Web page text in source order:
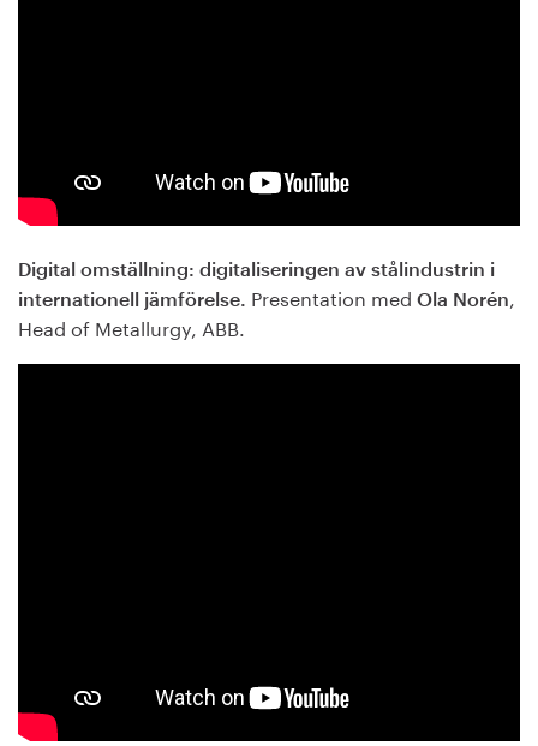
Digital omställning: digitaliseringen av stålindustrin i
internationell jämförelse. Presentation med Ola Norén,
Head of Metallurgy, ABB.